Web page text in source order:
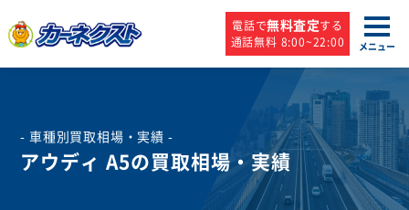
電話で無料査定する
通話無料 8:00~22:00
メニュー
- 車種別買取相場・実績 -
アウディ A5の買取相場・実績